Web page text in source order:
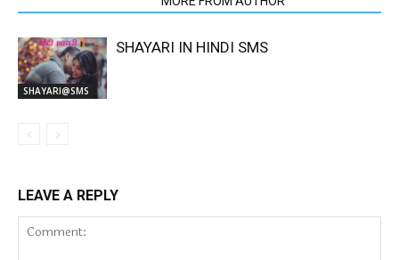
SHAYARI@SMS
SHAYARI IN HINDI SMS
LEAVE A REPLY